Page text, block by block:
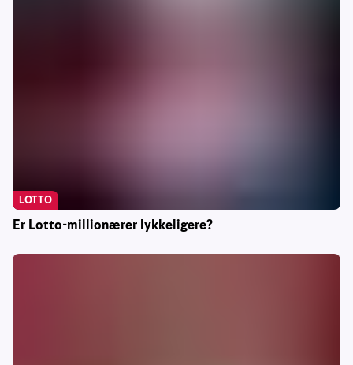
Er Lotto-millionærer lykkeligere?
LOTTO